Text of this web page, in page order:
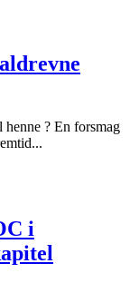
? En forsmag
i